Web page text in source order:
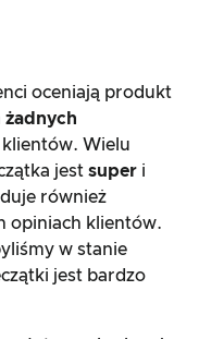
oceniają produkt
żadnych
Wielu
jest super i
również
opiniach klientów.
w stanie
jest bardzo